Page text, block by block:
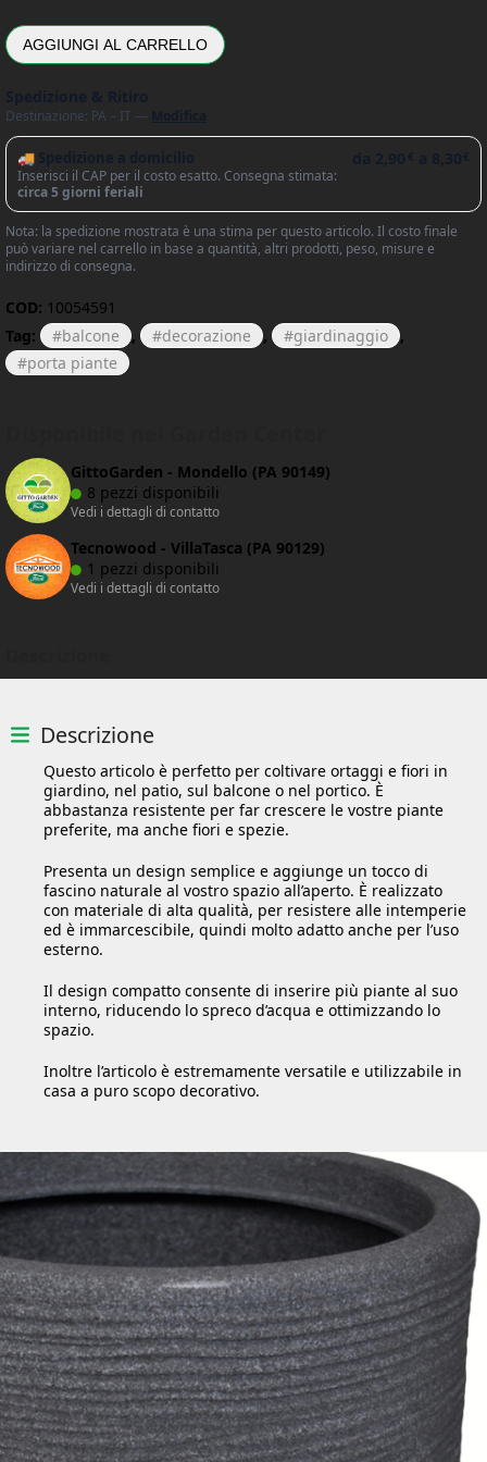
AGGIUNGI AL CARRELLO
Destinazione: PA – IT —
🚚 Spedizione a domicilio
Inserisci il CAP per il costo esatto. Consegna stimata:
circa 5 giorni feriali
Nota: la spedizione mostrata è una stima per questo articolo. Il costo finale
può variare nel carrello in base a quantità, altri prodotti, peso, misure e
indirizzo di consegna.
COD: 10054591
Tag:
balcone , decorazione , giardinaggio
,
porta piante
GittoGarden - Mondello (PA 90149)
8 pezzi disponibili
Vedi i dettagli di contatto
Tecnowood - VillaTasca (PA 90129)
1 pezzi disponibili
Vedi i dettagli di contatto
Descrizione
Questo articolo è perfetto per coltivare ortaggi e fiori in
giardino, nel patio, sul balcone o nel portico. È
abbastanza resistente per far crescere le vostre piante
preferite, ma anche fiori e spezie.
Presenta un design semplice e aggiunge un tocco di
fascino naturale al vostro spazio all’aperto. È realizzato
con materiale di alta qualità, per resistere alle intemperie
ed è immarcescibile, quindi molto adatto anche per l’uso
esterno.
Il design compatto consente di inserire più piante al suo
interno, riducendo lo spreco d’acqua e ottimizzando lo
spazio.
Inoltre l’articolo è estremamente versatile e utilizzabile in
casa a puro scopo decorativo.